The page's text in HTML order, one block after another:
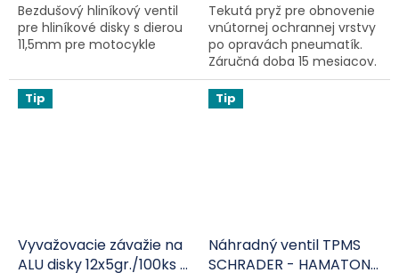
Bezdušový hliníkový ventil
pre hliníkové disky s dierou
11,5mm pre motocykle
Tekutá pryž pre obnovenie
vnútornej ochrannej vrstvy
po opravách pneumatík.
Záručná doba 15 mesiacov.
Obsah balenia je vrátane
štetca.
Tip
Vyvažovacie závažie na
ALU disky 12x5gr./100ks -
Tip
Náhradný ventil TPMS
SCHRADER - HAMATON